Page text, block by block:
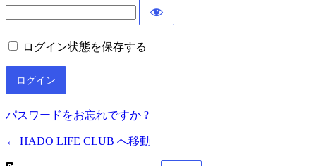
ログイン状態を保存する
パスワードをお忘れですか ?
← HADO LIFE CLUB へ移動